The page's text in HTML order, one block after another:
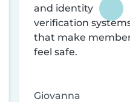
and identity
verification
that make
feel safe.
Giovanna